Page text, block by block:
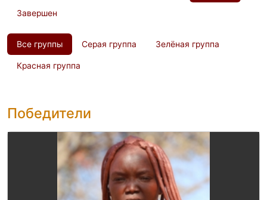
Завершен
Все группы Серая группа Зелёная группа
Красная группа
Победители